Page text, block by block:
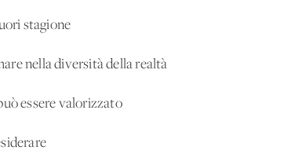
stagione
nella diversità della realtà
essere valorizzato